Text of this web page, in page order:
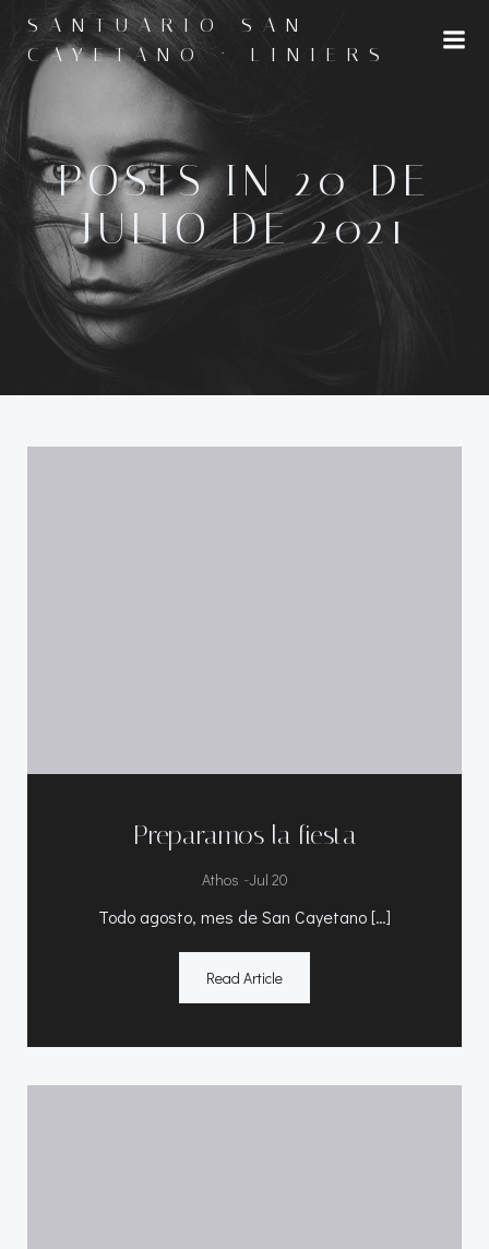
al
contenido
SANTUARIO SAN
CAYETANO · LINIERS
POSTS IN 20 DE
JULIO DE 2021
Preparamos la fiesta
Athos -Jul 20
Todo agosto, mes de San Cayetano […]
Read Article